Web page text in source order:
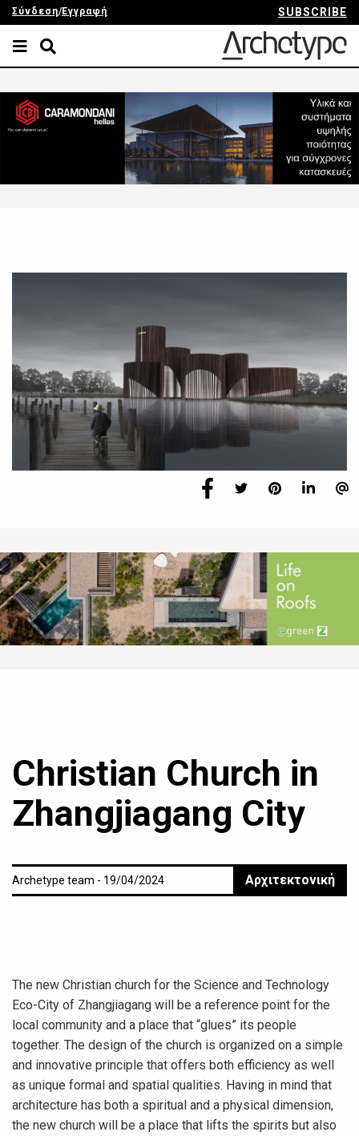
Σύνδεση/Εγγραφή SUBSCRIBE
Christian Church in
Zhangjiagang City
Archetype team - 19/04/2024 Αρχιτεκτονική
The new Christian church for the Science and Technology
Eco-City of Zhangjiagang will be a reference point for the
local community and a place that “glues” its people
together. The design of the church is organized on a simple
and innovative principle that offers both efficiency as well
as unique formal and spatial qualities. Having in mind that
architecture has both a spiritual and a physical dimension,
the new church will be a place that lifts the spirits but also